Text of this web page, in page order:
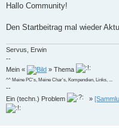
i
a
Hallo Community!
Den Startbeitrag mal wieder
Servus, Erwin
--
Mein «
» Thema
^^ Meine PC's, Meine Char's, Kompendien, Links, ...
--
Ein (techn.) Problem
»